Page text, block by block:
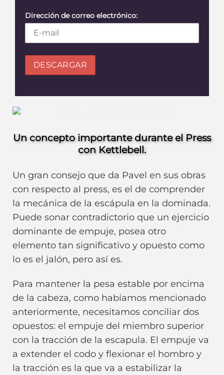
Dirección de correo electrónico:
Un concepto importante durante el Press
con Kettlebell.
Un gran consejo que da Pavel en sus obras
con respecto al press, es el de comprender
la mecánica de la escápula en la dominada.
Puede sonar contradictorio que un ejercicio
dominante de empuje, posea otro
elemento tan significativo y opuesto como
lo es el jalón, pero así es.
Para mantener la pesa estable por encima
de la cabeza, como habíamos mencionado
anteriormente, necesitamos conciliar dos
opuestos: el empuje del miembro superior
con la tracción de la escapula. El empuje va
a extender el codo y flexionar el hombro y
la tracción es la que va a estabilizar la